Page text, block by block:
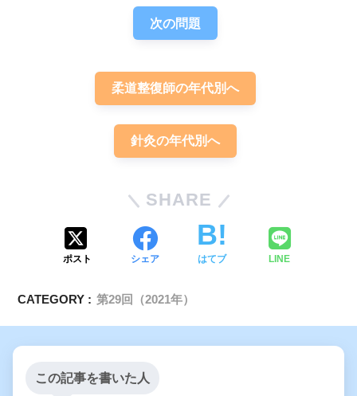
毎日2時間
次の問題
柔道整復師の年代別へ
針灸の年代別へ
SHARE
ポスト シェア はてブ LINE
CATEGORY : 第29回（2021年）
この記事を書いた人